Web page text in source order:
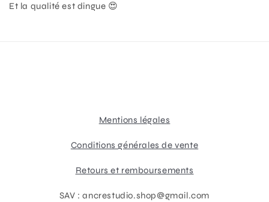
Et la qualité est dingue 😍
Mentions légales
Conditions générales de vente
Retours et remboursements
SAV : ancrestudio.shop@gmail.com